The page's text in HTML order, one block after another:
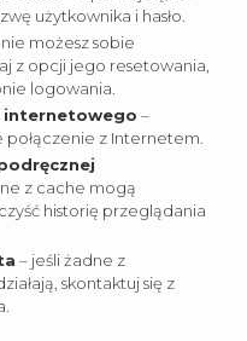
użytkownika i hasło.
nie możesz sobie
z opcji jego resetowania,
logowania.
internetowego –
połączenie z Internetem.
z cache mogą
historię przeglądania
– jeśli żadne z
skontaktuj się z